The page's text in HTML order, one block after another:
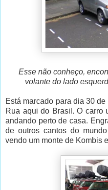
Esse não conheço,
volante do lado
Está marcado para dia 30
Rua aqui do Brasil. O carro
andando perto de casa.
de outros cantos do
vendo um monte de Kombis